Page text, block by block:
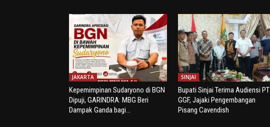
JAKARTA
Kepemimpinan Sudaryono di BGN
Dipuji, GARINDRA: MBG Beri
Dampak Ganda bagi...
SINJAI
Bupati Sinjai Terima Audiensi PT
GGF, Jajaki Pengembangan
Pisang Cavendish